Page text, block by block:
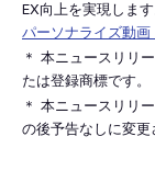
EX向上を実現します
パーソナライズ動
＊ 本ニュースリリ
たは登録商標です。
＊ 本ニュースリリ
の後予告なしに変更